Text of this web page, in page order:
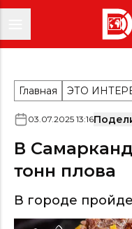
Главная ЭТО
03.07.2025 13:16
В
тонн плова
В городе